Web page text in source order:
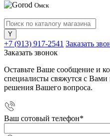
Омск
+7 (913) 917-2541 Заказать
Заказать звонок
Оставьте Ваше сообщение и
специалисты свяжутся с
решения Вашего вопроса.
Ваш сотовый телефон*